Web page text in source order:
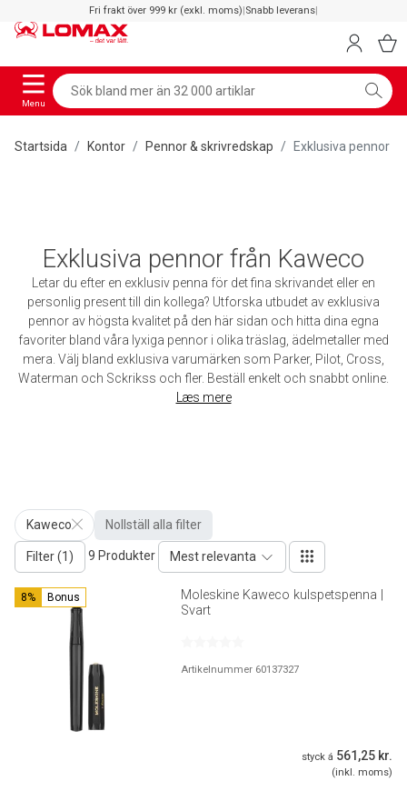
Fri frakt över 999 kr (exkl. moms)|Snabb leverans|
Menu
Startsida Kontor Pennor & skrivredskap Exklusiva pennor
Exklusiva pennor från Kaweco
Letar du efter en exklusiv penna för det fina skrivandet eller en
personlig present till din kollega? Utforska utbudet av exklusiva
pennor av högsta kvalitet på den här sidan och hitta dina egna
favoriter bland våra lyxiga pennor i olika träslag, ädelmetaller med
mera. Välj bland exklusiva varumärken som Parker, Pilot, Cross,
Waterman och Sckrikss och fler. Beställ enkelt och snabbt online.
Læs mere
Kaweco Nollställ alla filter
Filter (1) 9 Produkter Mest relevanta
8% Bonus
Moleskine Kaweco kulspetspenna |
Svart
Artikelnummer 60137327
styck á 561,25 kr.
(inkl. moms)